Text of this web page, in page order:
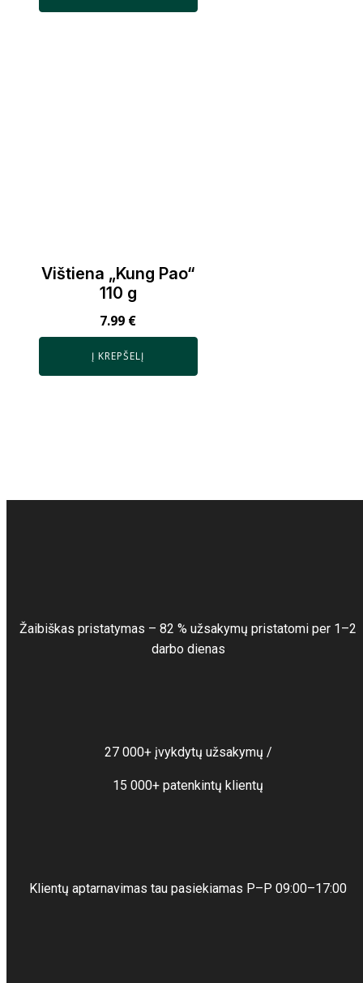
Vištiena „Kung Pao“
110 g
7.99 €
Į KREPŠELĮ
Žaibiškas pristatymas – 82 % užsakymų pristatomi per 1–2
darbo dienas
27 000+ įvykdytų užsakymų /
15 000+ patenkintų klientų
Klientų aptarnavimas tau pasiekiamas P–P 09:00–17:00